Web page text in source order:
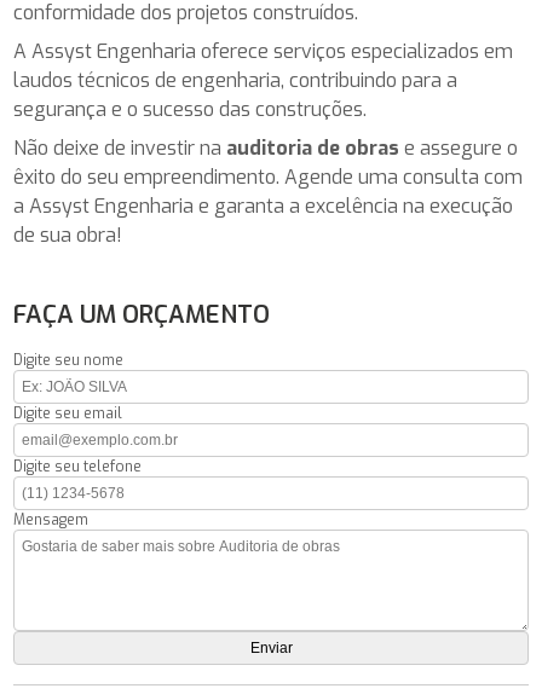
conformidade dos projetos construídos.
A Assyst Engenharia oferece serviços especializados em
laudos técnicos de engenharia, contribuindo para a
segurança e o sucesso das construções.
Não deixe de investir na auditoria de obras e assegure o
êxito do seu empreendimento. Agende uma consulta com
a Assyst Engenharia e garanta a excelência na execução
de sua obra!
FAÇA UM ORÇAMENTO
Digite seu nome
Digite seu email
Digite seu telefone
Mensagem